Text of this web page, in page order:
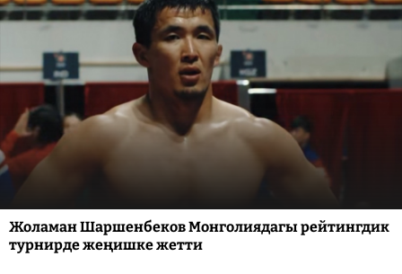
Жоламан Шаршенбеков Монголиядагы рейтингдик
турнирде жеңишке жетти